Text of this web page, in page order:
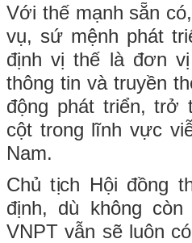
Với thế mạnh sẵn
vụ, sứ mệnh phát
định vị thế là đơn
thông tin và truyền
động phát triển, trở
cột trong lĩnh vực
Nam.
Chủ tịch Hội đồng
định, dù không
VNPT vẫn sẽ luôn